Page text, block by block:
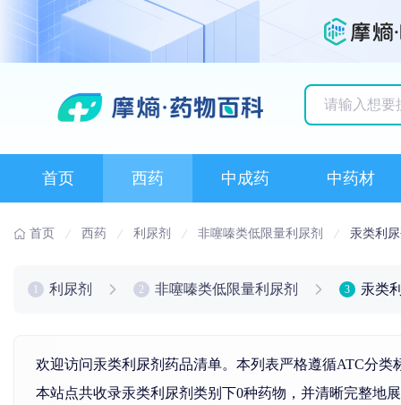
首页 西药 中成药 中药材
首页 西药 利尿剂 非噻嗪类低限量利尿剂 汞类利
利尿剂 2 非噻嗪类低限量利尿剂 3 汞类
欢迎访问汞类利尿剂药品清单。本列表严格遵循ATC分
本站点共收录汞类利尿剂类别下0种药物，并清晰完整地